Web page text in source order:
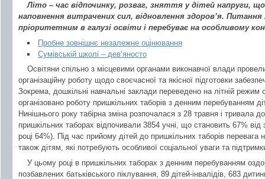
Літо – час відпочинку, розваг, зняття у дітей напруги,
наповнення витрачених сил, відновлення здоров’я.
пріоритетним в галузі освіти і перебуває на особливому
Пробне зовнішнє незалежне оцінювання
Сумівській школі – дев’яносто
Освітяни спільно з місцевими органами виконавчої влади
організаційну роботу щодо своєчасної та якісної підготовки
Зокрема, дошкільні навчальні заклади переведено на літній режим
організовано роботу пришкільних таборів з денним перебуванням
Нинішнього року табірна зміна розпочалася з 28 травня і тривала
пришкільних таборах відпочивали 3854 учні, що становить 67% від
році 64%). Під час прийому дітей до пришкільних таборів перевага
також дітям, які потребують особливої соціальної уваги та
У цьому році в пришкільних таборах з денним перебуванням
позбавлених батьківського піклування, 89 дітей-інвалідів, 683